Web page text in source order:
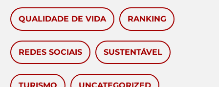
QUALIDADE DE VIDA RANKING
REDES SOCIAIS SUSTENTÁVEL